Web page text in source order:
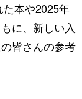
本や2025年
に、新しい入
皆さんの参考